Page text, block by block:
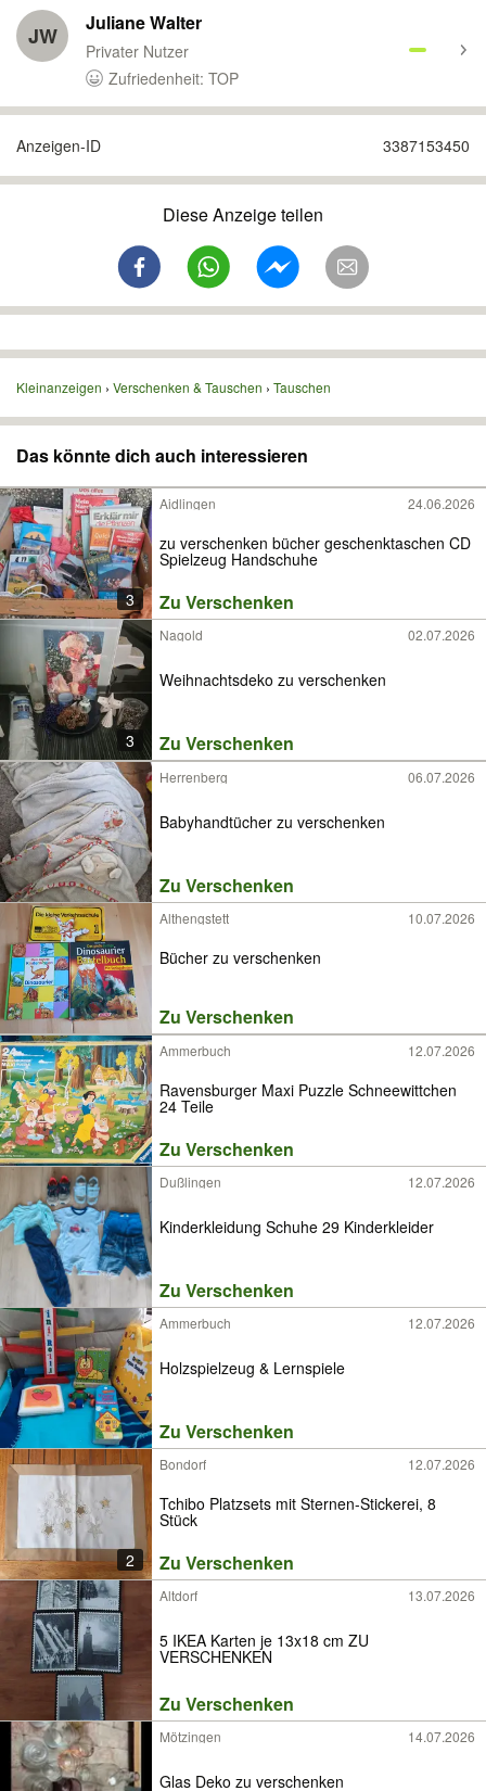
JW Juliane Walter
Privater Nutzer
Zufriedenheit: TOP
Anzeigen-ID 3387153450
Diese Anzeige teilen
Kleinanzeigen Verschenken & Tauschen Tauschen
Das könnte dich auch interessieren
3
Aidlingen 24.06.2026
zu verschenken bücher geschenktaschen CD
Spielzeug Handschuhe
Zu Verschenken
3
Nagold 02.07.2026
Weihnachtsdeko zu verschenken
Zu Verschenken
Herrenberg 06.07.2026
Babyhandtücher zu verschenken
Zu Verschenken
Althengstett 10.07.2026
Bücher zu verschenken
Zu Verschenken
Ammerbuch 12.07.2026
Ravensburger Maxi Puzzle Schneewittchen
24 Teile
Zu Verschenken
Dußlingen 12.07.2026
Kinderkleidung Schuhe 29 Kinderkleider
Zu Verschenken
Ammerbuch 12.07.2026
Holzspielzeug & Lernspiele
Zu Verschenken
2
Bondorf 12.07.2026
Tchibo Platzsets mit Sternen-Stickerei, 8
Stück
Zu Verschenken
Altdorf 13.07.2026
5 IKEA Karten je 13x18 cm ZU
VERSCHENKEN
Zu Verschenken
Mötzingen 14.07.2026
Glas Deko zu verschenken